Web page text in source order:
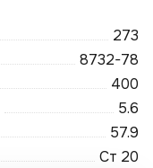
273
8732-78
400
5.6
57.9
Ст 20